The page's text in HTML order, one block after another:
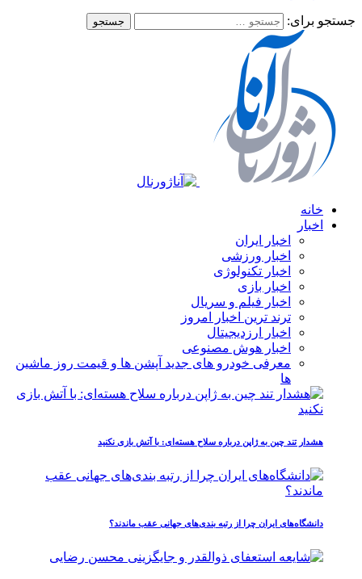
جستجو برای:
خانه
اخبار
اخبار ایران
اخبار ورزشی
اخبار تکنولوژی
اخبار بازی
اخبار فیلم و سریال
ترند ترین اخبار امروز
اخبار ارزدیجیتال
اخبار هوش مصنوعی
معرفی خودرو های جدید آپشن‌ ها و قیمت روز ماشین‌
ها
هشدار تند چین به ژاپن درباره سلاح هسته‌ای: با آتش بازی نکنید
دانشگاه‌های ایران چرا از رتبه‌ بندی‌های جهانی عقب ماندند؟